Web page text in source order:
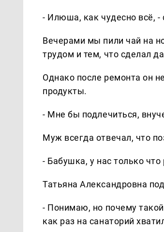
- Илюша, как чудесно всё, -
Вечерами мы пили чай на
трудом и тем, что сделал
Однако после ремонта он
продукты.
- Мне бы подлечиться,
Муж всегда отвечал, что
- Бабушка, у нас только
Татьяна Александровна
- Понимаю, но почему
как раз на санаторий